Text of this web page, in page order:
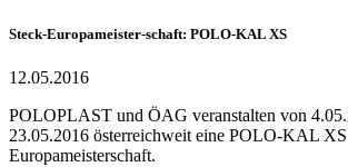
Steck-Europameister-schaft: POLO-KAL XS
12.05.2016
POLOPLAST und ÖAG veranstalten von
23.05.2016 österreichweit eine POLO-KAL
Europameisterschaft.